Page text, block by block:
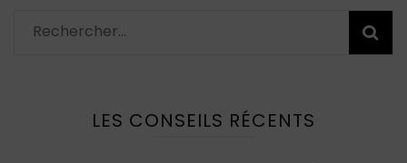
Rechercher :
LES CONSEILS RÉCENTS